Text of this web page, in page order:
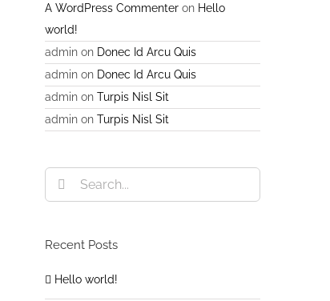
A WordPress Commenteron Hello
world!
adminon Donec Id Arcu Quis
adminon Donec Id Arcu Quis
adminon Turpis Nisl Sit
adminon Turpis Nisl Sit
Search
for:
Recent Posts
Hello world!